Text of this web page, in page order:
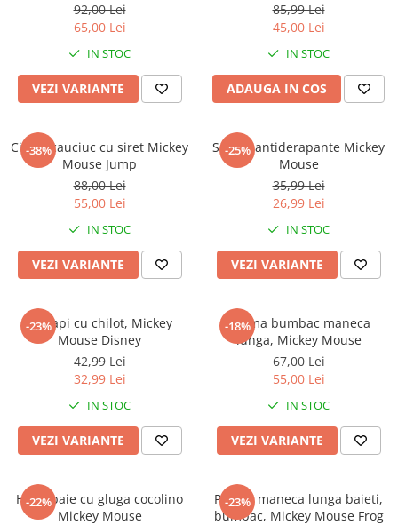
92,00 Lei
65,00 Lei
IN STOC
VEZI VARIANTE
85,99 Lei
45,00 Lei
IN STOC
ADAUGA IN COS
-38%
Cizme cauciuc cu siret Mickey
Mouse Jump
88,00 Lei
55,00 Lei
IN STOC
VEZI VARIANTE
-25%
Sosete antiderapante Mickey
Mouse
35,99 Lei
26,99 Lei
IN STOC
VEZI VARIANTE
-23%
Ciorapi cu chilot, Mickey
Mouse Disney
42,99 Lei
32,99 Lei
IN STOC
VEZI VARIANTE
-18%
Pijama bumbac maneca
lunga, Mickey Mouse
67,00 Lei
55,00 Lei
IN STOC
VEZI VARIANTE
-22%
Halat baie cu gluga cocolino
Mickey Mouse
-23%
Pijama maneca lunga baieti,
bumbac, Mickey Mouse Frog